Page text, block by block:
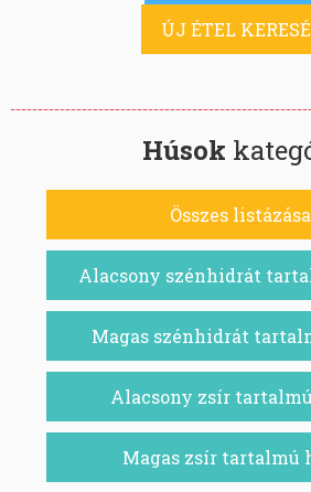
ÚJ ÉTEL
Húsok
Összes
Alacsony szénhidrát
Magas szénhidrát
Alacsony zsír
Magas zsír tartalmú